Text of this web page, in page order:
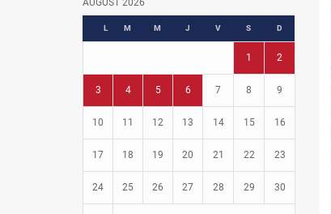
Fotbal în grădinițe
AUGUST 2026
L M M J V S D
1 2
3 4 5 6 7 8 9
10 11 12 13 14 15 16
17 18 19 20 21 22 23
24 25 26 27 28 29 30